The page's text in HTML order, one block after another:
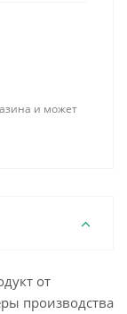
и может
от
производства